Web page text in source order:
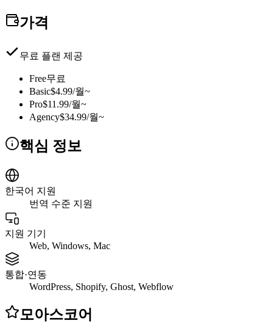
가격
무료 플랜 제공
Free무료
Basic$4.99/월~
Pro$11.99/월~
Agency$34.99/월~
핵심 정보
한국어 지원
번역 수준 지원
지원 기기
Web, Windows, Mac
통합·연동
WordPress, Shopify, Ghost, Webflow
모아스코어